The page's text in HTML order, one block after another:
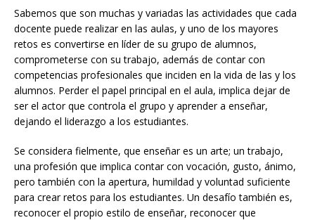
Sabemos que son muchas y variadas las actividades que cada
docente puede realizar en las aulas, y uno de los mayores
retos es convertirse en líder de su grupo de alumnos,
comprometerse con su trabajo, además de contar con
competencias profesionales que inciden en la vida de las y los
alumnos. Perder el papel principal en el aula, implica dejar de
ser el actor que controla el grupo y aprender a enseñar,
dejando el liderazgo a los estudiantes.
Se considera fielmente, que enseñar es un arte; un trabajo,
una profesión que implica contar con vocación, gusto, ánimo,
pero también con la apertura, humildad y voluntad suficiente
para crear retos para los estudiantes. Un desafío también es,
reconocer el propio estilo de enseñar, reconocer que